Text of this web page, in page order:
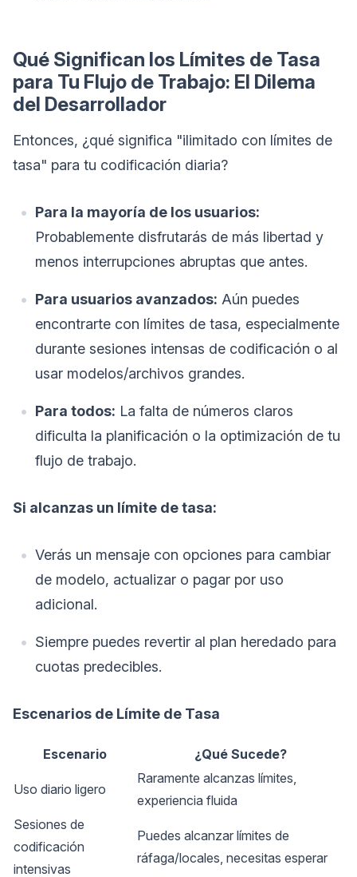
Qué Significan los Límites de Tasa
para Tu Flujo de Trabajo: El Dilema
del Desarrollador
Entonces, ¿qué significa "ilimitado con límites de
tasa" para tu codificación diaria?
Para la mayoría de los usuarios:
Probablemente disfrutarás de más libertad y
menos interrupciones abruptas que antes.
Para usuarios avanzados: Aún puedes
encontrarte con límites de tasa, especialmente
durante sesiones intensas de codificación o al
usar modelos/archivos grandes.
Para todos: La falta de números claros
dificulta la planificación o la optimización de tu
flujo de trabajo.
Si alcanzas un límite de tasa:
Verás un mensaje con opciones para cambiar
de modelo, actualizar o pagar por uso
adicional.
Siempre puedes revertir al plan heredado para
cuotas predecibles.
Escenarios de Límite de Tasa
Escenario ¿Qué Sucede?
Uso diario ligero
Raramente alcanzas límites,
experiencia fluida
Sesiones de
codificación
intensivas
Puedes alcanzar límites de
ráfaga/locales, necesitas esperar